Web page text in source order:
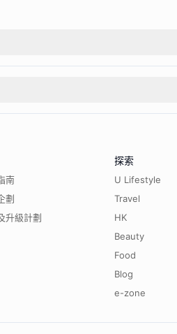
南
劃
升級計劃
探索
U Lifestyle
Travel
HK
Beauty
Food
Blog
e-zone